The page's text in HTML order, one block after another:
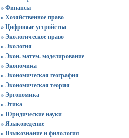
» Финансы
» Хозяйственное право
» Цифровые устройства
» Экологическое право
» Экология
» Экон. матем. моделирование
» Экономика
» Экономическая география
» Экономическая теория
» Эргономика
» Этика
» Юридические науки
» Языковедение
» Языкознание и филология